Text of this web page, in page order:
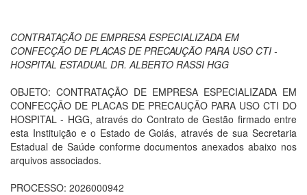
CONTRATAÇÃO DE EMPRESA ESPECIALIZADA EM
CONFECÇÃO DE PLACAS DE PRECAUÇÃO PARA USO CTI -
HOSPITAL ESTADUAL DR. ALBERTO RASSI HGG
OBJETO: CONTRATAÇÃO DE EMPRESA ESPECIALIZADA EM
CONFECÇÃO DE PLACAS DE PRECAUÇÃO PARA USO CTI DO
HOSPITAL - HGG, através do Contrato de Gestão firmado entre
esta Instituição e o Estado de Goiás, através de sua Secretaria
Estadual de Saúde conforme documentos anexados abaixo nos
arquivos associados.
PROCESSO: 2026000942